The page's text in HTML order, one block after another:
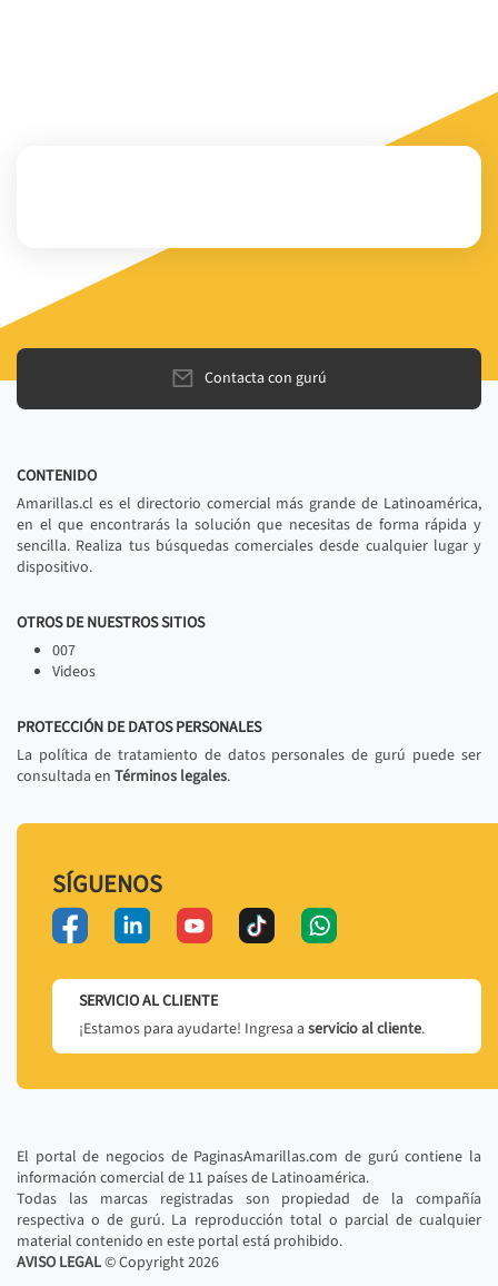
Contacta con gurú
CONTENIDO
Amarillas.cl es el directorio comercial más grande de Latinoamérica,
en el que encontrarás la solución que necesitas de forma rápida y
sencilla. Realiza tus búsquedas comerciales desde cualquier lugar y
dispositivo.
OTROS DE NUESTROS SITIOS
007
Videos
PROTECCIÓN DE DATOS PERSONALES
La política de tratamiento de datos personales de gurú puede ser
consultada en Términos legales.
SÍGUENOS
SERVICIO AL CLIENTE
¡Estamos para ayudarte! Ingresa a servicio al cliente.
El portal de negocios de PaginasAmarillas.com de gurú contiene la
información comercial de 11 países de Latinoamérica.
Todas las marcas registradas son propiedad de la compañía
respectiva o de gurú. La reproducción total o parcial de cualquier
material contenido en este portal está prohibido.
AVISO LEGAL© Copyright2026